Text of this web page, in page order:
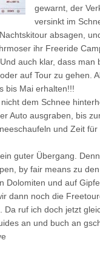
gewarnt, der
versinkt im
absagen,
ihr Freeride
auch klar, dass man
auf Tour zu gehen.
bis Mai erhalten!!!
dem Schnee
Auto ausgraben, bis
und Zeit
ein guter Übergang.
by fair means zu
Dolomiten und auf
dann noch die
Da ruf ich doch jetzt
an und buch an